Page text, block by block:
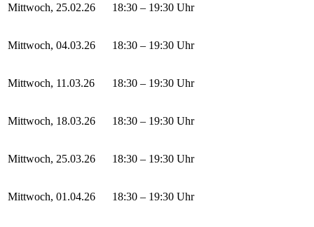
Mittwoch, 25.02.26 18:30 – 19:30 Uhr
Mittwoch, 04.03.26 18:30 – 19:30 Uhr
Mittwoch, 11.03.26 18:30 – 19:30 Uhr
Mittwoch, 18.03.26 18:30 – 19:30 Uhr
Mittwoch, 25.03.26 18:30 – 19:30 Uhr
Mittwoch, 01.04.26 18:30 – 19:30 Uhr